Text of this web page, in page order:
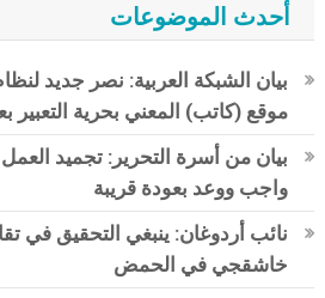
أحدث الموضوعات
بيان الشبكة العربية: نصر جديد
موقع (كاتب) المعني بحرية التعبير
بيان من أسرة التحرير: تجميد
واجب ووعد بعودة قريبة
نائب أردوغان: ينبغي التحقيق في
خاشقجي في الحمض